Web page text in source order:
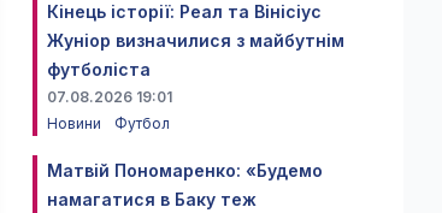
Кінець історії: Реал та Вінісіус
Жуніор визначилися з майбутнім
футболіста
07.08.2026 19:01
Новини
Футбол
Матвій Пономаренко: «Будемо
намагатися в Баку теж